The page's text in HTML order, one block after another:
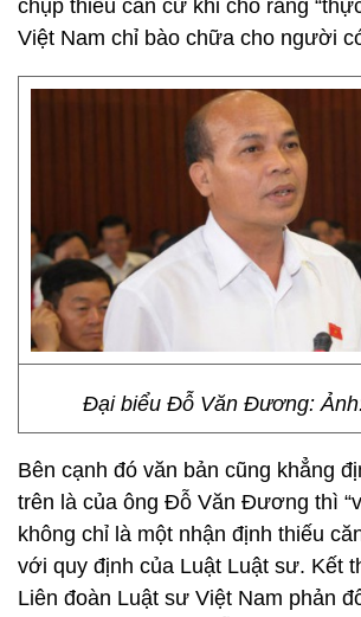
chụp thiếu căn cứ khi cho rằng
Việt Nam chỉ bào chữa cho người
Đại biểu Đỗ Văn Đương:
Bên cạnh đó văn bản cũng khẳng
trên là của ông Đỗ Văn Đương thì
không chỉ là một nhận định thiếu
với quy định của Luật Luật sư. Kết
Liên đoàn Luật sư Việt Nam phản